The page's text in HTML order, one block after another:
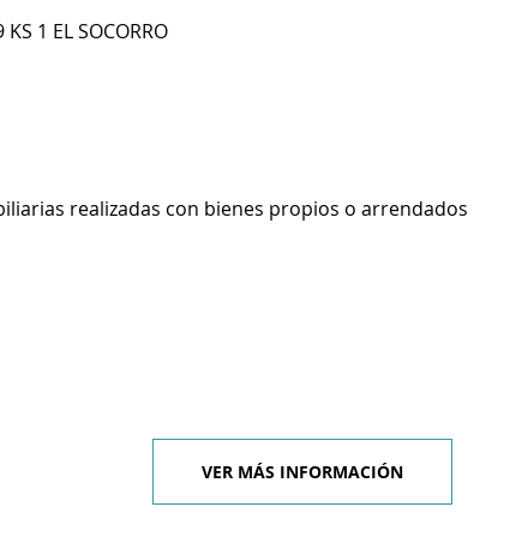
1 EL SOCORRO
realizadas con bienes propios o arrendados
VER MÁS INFORMACIÓN